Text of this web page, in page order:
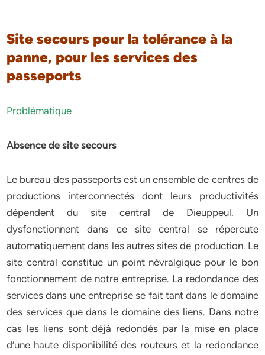
Site secours pour la tolérance à la
panne, pour les services des
passeports
Problématique
Absence de site secours
Le bureau des passeports est un ensemble de centres de
productions interconnectés dont leurs productivités
dépendent du site central de Dieuppeul. Un
dysfonctionnent dans ce site central se répercute
automatiquement dans les autres sites de production. Le
site central constitue un point névralgique pour le bon
fonctionnement de notre entreprise. La redondance des
services dans une entreprise se fait tant dans le domaine
des services que dans le domaine des liens. Dans notre
cas les liens sont déjà redondés par la mise en place
d’une haute disponibilité des routeurs et la redondance